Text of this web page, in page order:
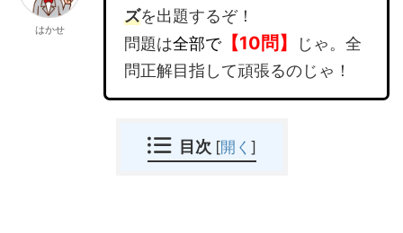
はかせ
ズを出題するぞ！
問題は全部で【10問】
じゃ。全
問正解目指して頑張るのじゃ！
目次 [開く ]